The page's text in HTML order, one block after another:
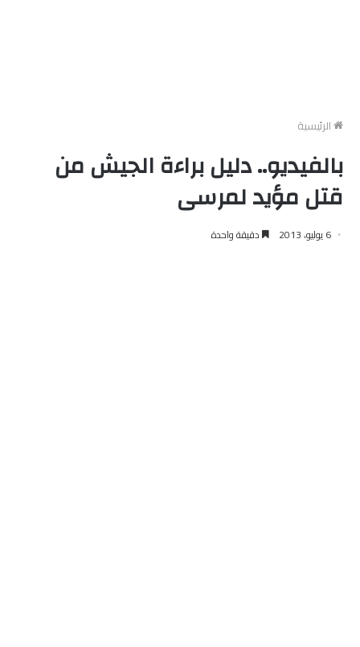
الرئيسية
بالفيديو.. دليل براءة الجيش من
قتل مؤيد لمرسى
6 يوليو، 2013 دقيقة واحدة